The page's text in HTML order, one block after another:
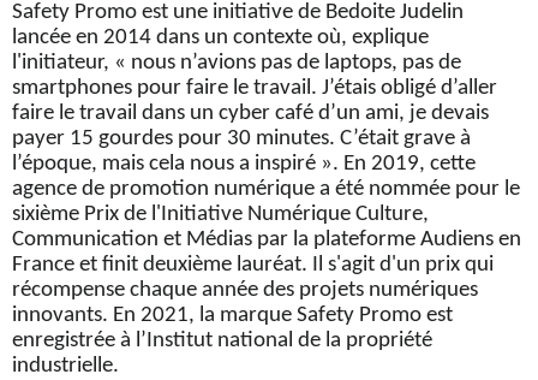
Safety Promo est une initiative de Bedoite Judelin
lancée en 2014 dans un contexte où, explique
l'initiateur, « nous n’avions pas de laptops, pas de
smartphones pour faire le travail. J’étais obligé d’aller
faire le travail dans un cyber café d’un ami, je devais
payer 15 gourdes pour 30 minutes. C’était grave à
l’époque, mais cela nous a inspiré ». En 2019, cette
agence de promotion numérique a été nommée pour le
sixième Prix de l'Initiative Numérique Culture,
Communication et Médias par la plateforme Audiens en
France et finit deuxième lauréat. Il s'agit d'un prix qui
récompense chaque année des projets numériques
innovants. En 2021, la marque Safety Promo est
enregistrée à l’Institut national de la propriété
industrielle.